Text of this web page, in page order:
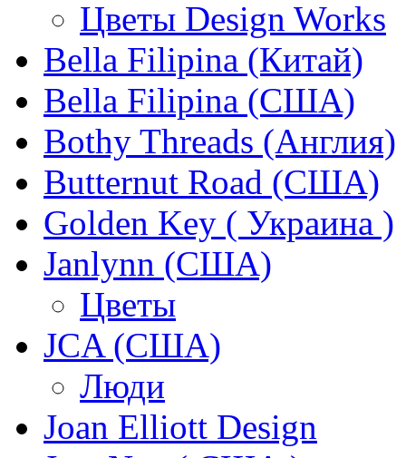
Цветы Design Works
Bella Filipina (Китай)
Bella Filipina (США)
Bothy Threads (Англия)
Butternut Road (США)
Golden Key ( Украина )
Janlynn (США)
Цветы
JCA (США)
Люди
Joan Elliott Design